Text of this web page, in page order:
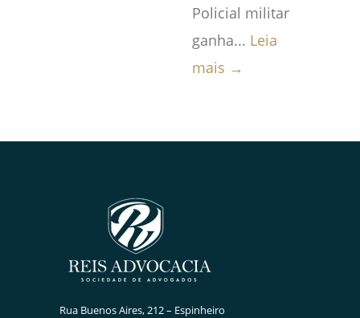
Policial militar
ganha... Leia
mais →
Rua Buenos Aires, 212 – Espinheiro